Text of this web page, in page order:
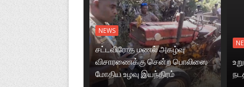
NEWS
சட்டவிரோத மணல் அகழ்வு
விசாரணைக்கு சென்ற பொலிஸை
மோதிய உழவு இயந்திரம்